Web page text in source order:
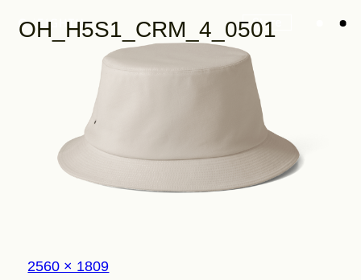
Store
OH_H5S1_CRM_4_0501
フ
2560 × 1809